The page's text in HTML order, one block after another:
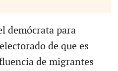
demócrata para
de que es
de migrantes